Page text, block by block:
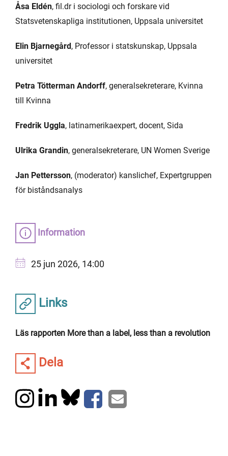
Information
25 jun 2026, 14:00
Links
Läs rapporten More than a label, less than a revolution
Dela
Åsa Eldén, fil.dr i sociologi och forskare vid
Statsvetenskapliga institutionen, Uppsala universitet
Elin Bjarnegård, Professor i statskunskap, Uppsala
universitet
Petra Tötterman Andorff, generalsekreterare, Kvinna
till Kvinna
Fredrik Uggla, latinamerikaexpert, docent, Sida
Ulrika Grandin, generalsekreterare, UN Women Sverige
Jan Pettersson, (moderator) kanslichef, Expertgruppen
för biståndsanalys